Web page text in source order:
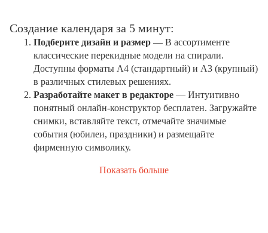
Создание календаря за 5 минут:
Подберите дизайн и размер — В ассортименте
классические перекидные модели на спирали.
Доступны форматы А4 (стандартный) и А3 (крупный)
в различных стилевых решениях.
Разработайте макет в редакторе — Интуитивно
понятный онлайн-конструктор бесплатен. Загружайте
снимки, вставляйте текст, отмечайте значимые
события (юбилеи, праздники) и размещайте
фирменную символику.
Показать больше